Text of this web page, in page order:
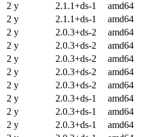
2 y
2.1.1+ds-1 amd64
2 y
2.1.1+ds-1 amd64
2 y
2.0.3+ds-2 amd64
2 y
2.0.3+ds-2 amd64
2 y
2.0.3+ds-2 amd64
2 y
2.0.3+ds-2 amd64
2 y
2.0.3+ds-2 amd64
2 y
2.0.3+ds-1 amd64
2 y
2.0.3+ds-1 amd64
2 y
2.0.3+ds-1 amd64